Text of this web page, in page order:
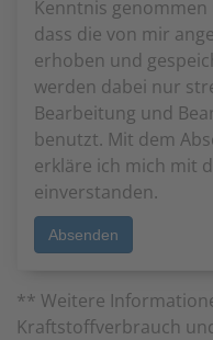
Kenntnis
dass die von mir
erhoben und
werden dabei nur
Bearbeitung und
benutzt. Mit dem
erkläre ich mich mit
einverstanden.
** Weitere
Kraftstoffverbrauch